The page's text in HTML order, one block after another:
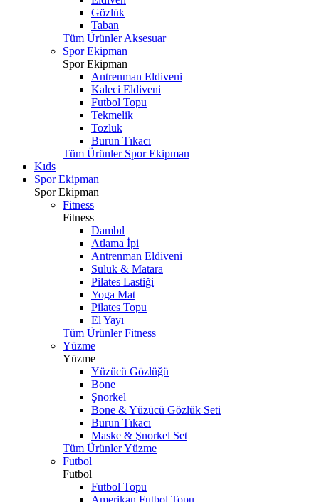
Gözlük
Taban
Tüm Ürünler Aksesuar
Spor Ekipman
Spor Ekipman
Antrenman Eldiveni
Kaleci Eldiveni
Futbol Topu
Tekmelik
Tozluk
Burun Tıkacı
Tüm Ürünler Spor Ekipman
Kıds
Spor Ekipman
Spor Ekipman
Fitness
Fitness
Dambıl
Atlama İpi
Antrenman Eldiveni
Suluk & Matara
Pilates Lastiği
Yoga Mat
Pilates Topu
El Yayı
Tüm Ürünler Fitness
Yüzme
Yüzme
Yüzücü Gözlüğü
Bone
Şnorkel
Bone & Yüzücü Gözlük Seti
Burun Tıkacı
Maske & Şnorkel Set
Tüm Ürünler Yüzme
Futbol
Futbol
Futbol Topu
Amerikan Futbol Topu